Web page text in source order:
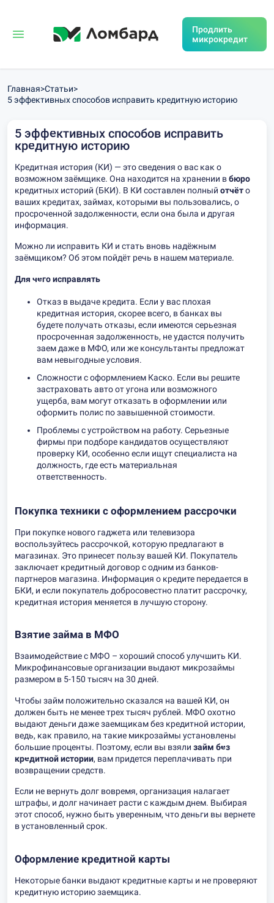
Продлить
микрокредит
Главная>Статьи>
5 эффективных способов исправить кредитную историю
5 эффективных способов исправить
кредитную историю
Кредитная история (КИ) — это сведения о вас как о
возможном заёмщике. Она находится на хранении вбюро
кредитных историй (БКИ). В КИ составлен полный отчёто
ваших кредитах, займах, которыми вы пользовались, о
просроченной задолженности, если она была и другая
информация.
Можно ли исправить КИ и стать вновь надёжным
заёмщиком? Об этом пойдёт речь в нашем материале.
Для чего исправлять
Отказ в выдаче кредита. Если у вас плохая
кредитная история, скорее всего, в банках вы
будете получать отказы, если имеются серьезная
просроченная задолженность, не удастся получить
заем даже в МФО, или же консультанты предложат
вам невыгодные условия.
Сложности с оформлением Каско. Если вы решите
застраховать авто от угона или возможного
ущерба, вам могут отказать в оформлении или
оформить полис по завышенной стоимости.
Проблемы с устройством на работу. Серьезные
фирмы при подборе кандидатов осуществляют
проверку КИ, особенно если ищут специалиста на
должность, где есть материальная
ответственность.
Покупка техники с оформлением рассрочки
При покупке нового гаджета или телевизора
воспользуйтесь рассрочкой, которую предлагают в
магазинах. Это принесет пользу вашей КИ. Покупатель
заключает кредитный договор с одним из банков-
партнеров магазина. Информация о кредите передается в
БКИ, и если покупатель добросовестно платит рассрочку,
кредитная история меняется в лучшую сторону.
Взятие займа в МФО
Взаимодействие с МФО – хороший способ улучшить КИ.
Микрофинансовые организации выдают микрозаймы
размером в 5-150 тысяч на 30 дней.
Чтобы займ положительно сказался на вашей КИ, он
должен быть не менее трех тысяч рублей. МФО охотно
выдают деньги даже заемщикам без кредитной истории,
ведь, как правило, на такие микрозаймы установлены
большие проценты. Поэтому, если вы взяли займ без
кредитной истории, вам придется переплачивать при
возвращении средств.
Если не вернуть долг вовремя, организация налагает
штрафы, и долг начинает расти с каждым днем. Выбирая
этот способ, нужно быть уверенным, что деньги вы вернете
в установленный срок.
Оформление кредитной карты
Некоторые банки выдают кредитные карты и не проверяют
кредитную историю заемщика.